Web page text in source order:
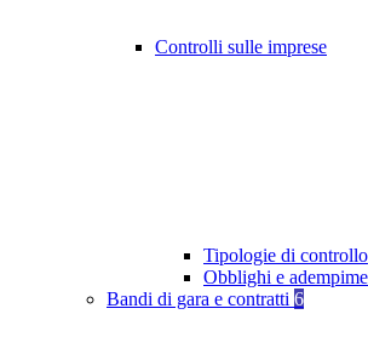
Controlli sulle imprese
Tipologie di controllo
Obblighi e
Bandi di gara e contratti 6